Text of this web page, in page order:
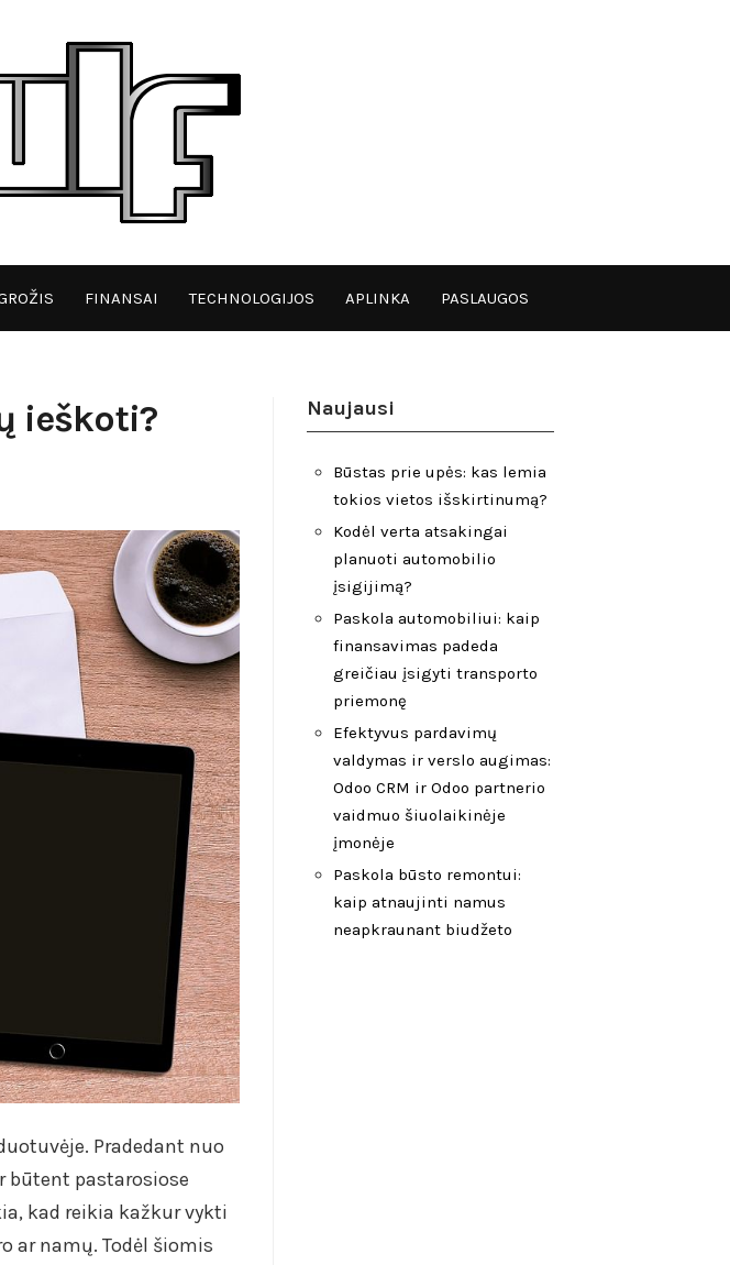
FINANSAI TECHNOLOGIJOS APLINKA PASLAUGOS
ieškoti?
Pradedant nuo
būtent pastarosiose
kad reikia kažkur vykti
ar namų. Todėl šiomis
Naujausi
Būstas prie upės: kas lemia
tokios vietos išskirtinumą?
Kodėl verta atsakingai
planuoti automobilio
įsigijimą?
Paskola automobiliui: kaip
finansavimas padeda
greičiau įsigyti transporto
priemonę
Efektyvus pardavimų
valdymas ir verslo augimas:
Odoo CRM ir Odoo partnerio
vaidmuo šiuolaikinėje
įmonėje
Paskola būsto remontui:
kaip atnaujinti namus
neapkraunant biudžeto